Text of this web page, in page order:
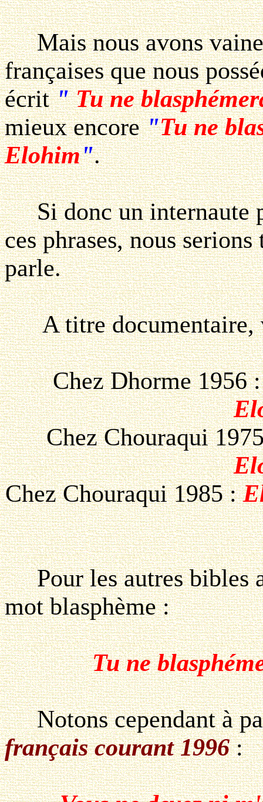
Mais nous avons
françaises que nous
écrit"Tu ne
mieux encore"Tu ne
Elohim".
Si donc un internaute
ces phrases, nous
parle.
A titre documentaire,
Chez Dhorme 1956
Chez Chouraqui
Chez Chouraqui 1985 :
Pour les autres bibles
mot blasphème:
Tu ne
Notons cependant à
français courant 1996: